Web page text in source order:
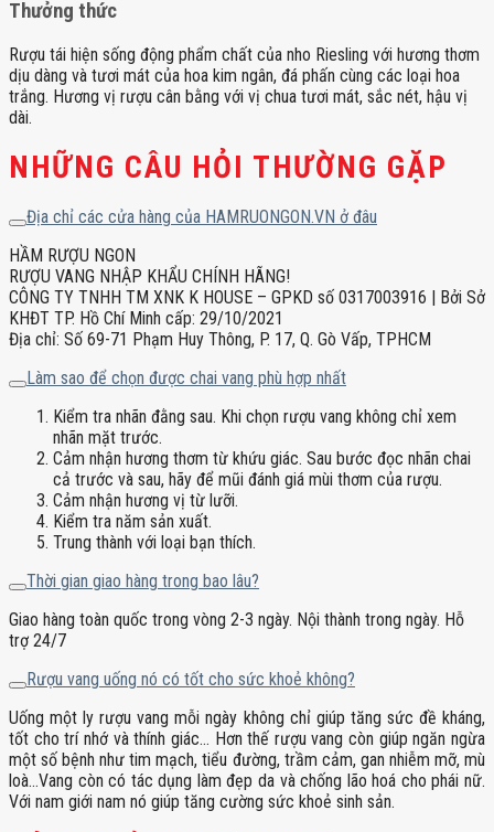
Thưởng thức
Rượu tái hiện sống động phẩm chất của nho Riesling với hương thơm
dịu dàng và tươi mát của hoa kim ngân, đá phấn cùng các loại hoa
trắng. Hương vị rượu cân bằng với vị chua tươi mát, sắc nét, hậu vị
dài.
NHỮNG CÂU HỎI THƯỜNG GẶP
Địa chỉ các cửa hàng của HAMRUONGON.VN ở đâu
HẦM RƯỢU NGON
RƯỢU VANG NHẬP KHẨU CHÍNH HÃNG!
CÔNG TY TNHH TM XNK K HOUSE – GPKD số 0317003916 | Bởi Sở
KHĐT TP. Hồ Chí Minh cấp: 29/10/2021
Địa chỉ: Số 69-71 Phạm Huy Thông, P. 17, Q. Gò Vấp, TPHCM
Làm sao để chọn được chai vang phù hợp nhất
Kiểm tra nhãn đằng sau. Khi chọn rượu vang không chỉ xem
nhãn mặt trước.
Cảm nhận hương thơm từ khứu giác. Sau bước đọc nhãn chai
cả trước và sau, hãy để mũi đánh giá mùi thơm của rượu.
Cảm nhận hương vị từ lưỡi.
Kiểm tra năm sản xuất.
Trung thành với loại bạn thích.
Thời gian giao hàng trong bao lâu?
Giao hàng toàn quốc trong vòng 2-3 ngày. Nội thành trong ngày. Hỗ
trợ 24/7
Rượu vang uống nó có tốt cho sức khoẻ không?
Uống một ly rượu vang mỗi ngày không chỉ giúp tăng sức đề kháng,
tốt cho trí nhớ và thính giác… Hơn thế rượu vang còn giúp ngăn ngừa
một số bệnh như tim mạch, tiểu đường, trầm cảm, gan nhiễm mỡ, mù
loà…Vang còn có tác dụng làm đẹp da và chống lão hoá cho phái nữ.
Với nam giới nam nó giúp tăng cường sức khoẻ sinh sản.